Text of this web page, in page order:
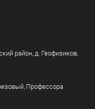
район, д. Геофизиков,
Профессора